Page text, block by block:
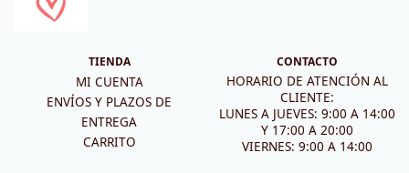
TIENDA
MI CUENTA
ENVÍOS Y PLAZOS DE
ENTREGA
CARRITO
CONTACTO
HORARIO DE ATENCIÓN AL
CLIENTE:
LUNES A JUEVES: 9:00 A 14:00
Y 17:00 A 20:00
VIERNES: 9:00 A 14:00